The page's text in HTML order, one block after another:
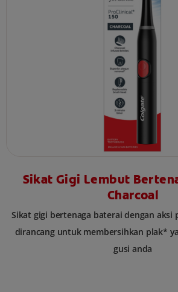
Sikat Gigi Lembut
Charcoal
Sikat gigi bertenaga baterai dengan aksi
dirancang untuk membersihkan plak*
gusi anda